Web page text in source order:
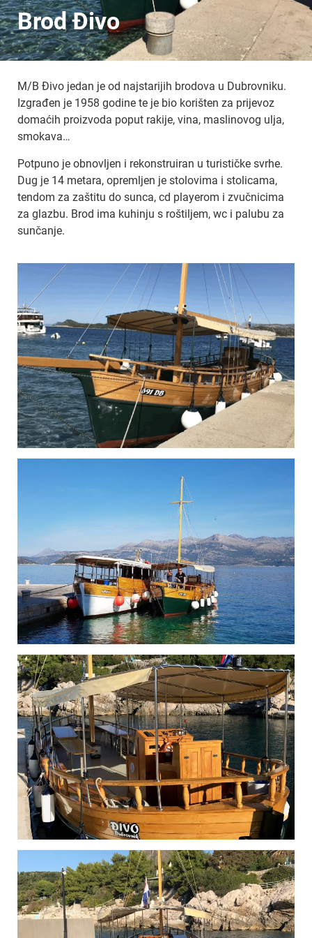
Brod Đivo
M/B Đivo jedan je od najstarijih brodova u Dubrovniku.
Izgrađen je 1958 godine te je bio korišten za prijevoz
domaćih proizvoda poput rakije, vina, maslinovog ulja,
smokava…
Potpuno je obnovljen i rekonstruiran u turističke svrhe.
Dug je 14 metara, opremljen je stolovima i stolicama,
tendom za zaštitu do sunca, cd playerom i zvučnicima
za glazbu. Brod ima kuhinju s roštiljem, wc i palubu za
sunčanje.